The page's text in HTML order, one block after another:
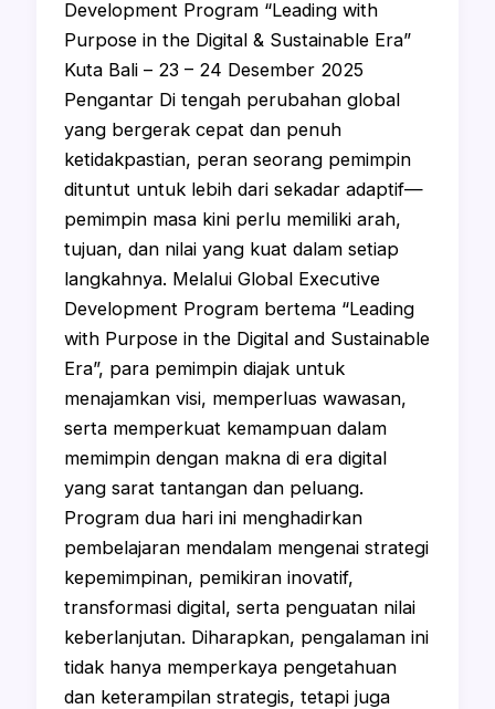
Development Program “Leading with
Purpose in the Digital & Sustainable Era”
Kuta Bali – 23 – 24 Desember 2025
Pengantar Di tengah perubahan global
yang bergerak cepat dan penuh
ketidakpastian, peran seorang pemimpin
dituntut untuk lebih dari sekadar adaptif—
pemimpin masa kini perlu memiliki arah,
tujuan, dan nilai yang kuat dalam setiap
langkahnya. Melalui Global Executive
Development Program bertema “Leading
with Purpose in the Digital and Sustainable
Era”, para pemimpin diajak untuk
menajamkan visi, memperluas wawasan,
serta memperkuat kemampuan dalam
memimpin dengan makna di era digital
yang sarat tantangan dan peluang.
Program dua hari ini menghadirkan
pembelajaran mendalam mengenai strategi
kepemimpinan, pemikiran inovatif,
transformasi digital, serta penguatan nilai
keberlanjutan. Diharapkan, pengalaman ini
tidak hanya memperkaya pengetahuan
dan keterampilan strategis, tetapi juga